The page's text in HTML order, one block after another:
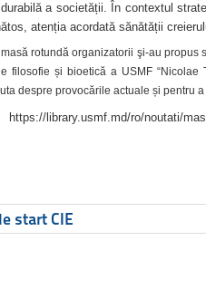
a societății. În contextul
atenția acordată sănătății
rotundă organizatorii şi-au
filosofie și bioetică a USMF
despre provocările actuale și pentru
https://library.usmf.md/ro/noutati/
start CIE